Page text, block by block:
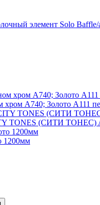
элемент Solo
хром А740; Золото А111
TONES (CИТИ ТОНЕС)
1200мм